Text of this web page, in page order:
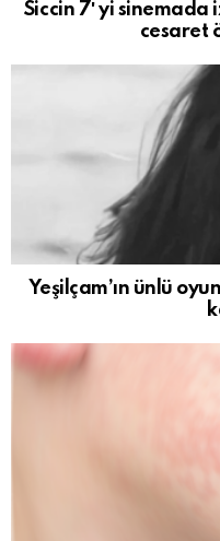
Siccin 7′ yi sinemada
cesaret
Yeşilçam’ın ünlü